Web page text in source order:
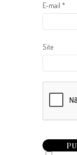
E-mail *
Site